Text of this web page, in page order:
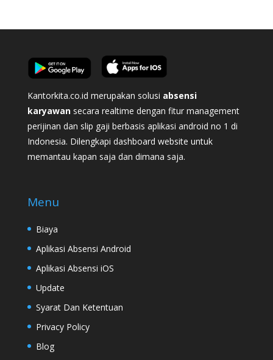
Kantorkita.co.id merupakan solusi absensi
karyawan secara realtime dengan fitur management
perijinan dan slip gaji berbasis aplikasi android no 1 di
Indonesia. Dilengkapi dashboard website untuk
memantau kapan saja dan dimana saja.
Menu
Biaya
Aplikasi Absensi Android
Aplikasi Absensi iOS
Update
Syarat Dan Ketentuan
Privacy Policy
Blog